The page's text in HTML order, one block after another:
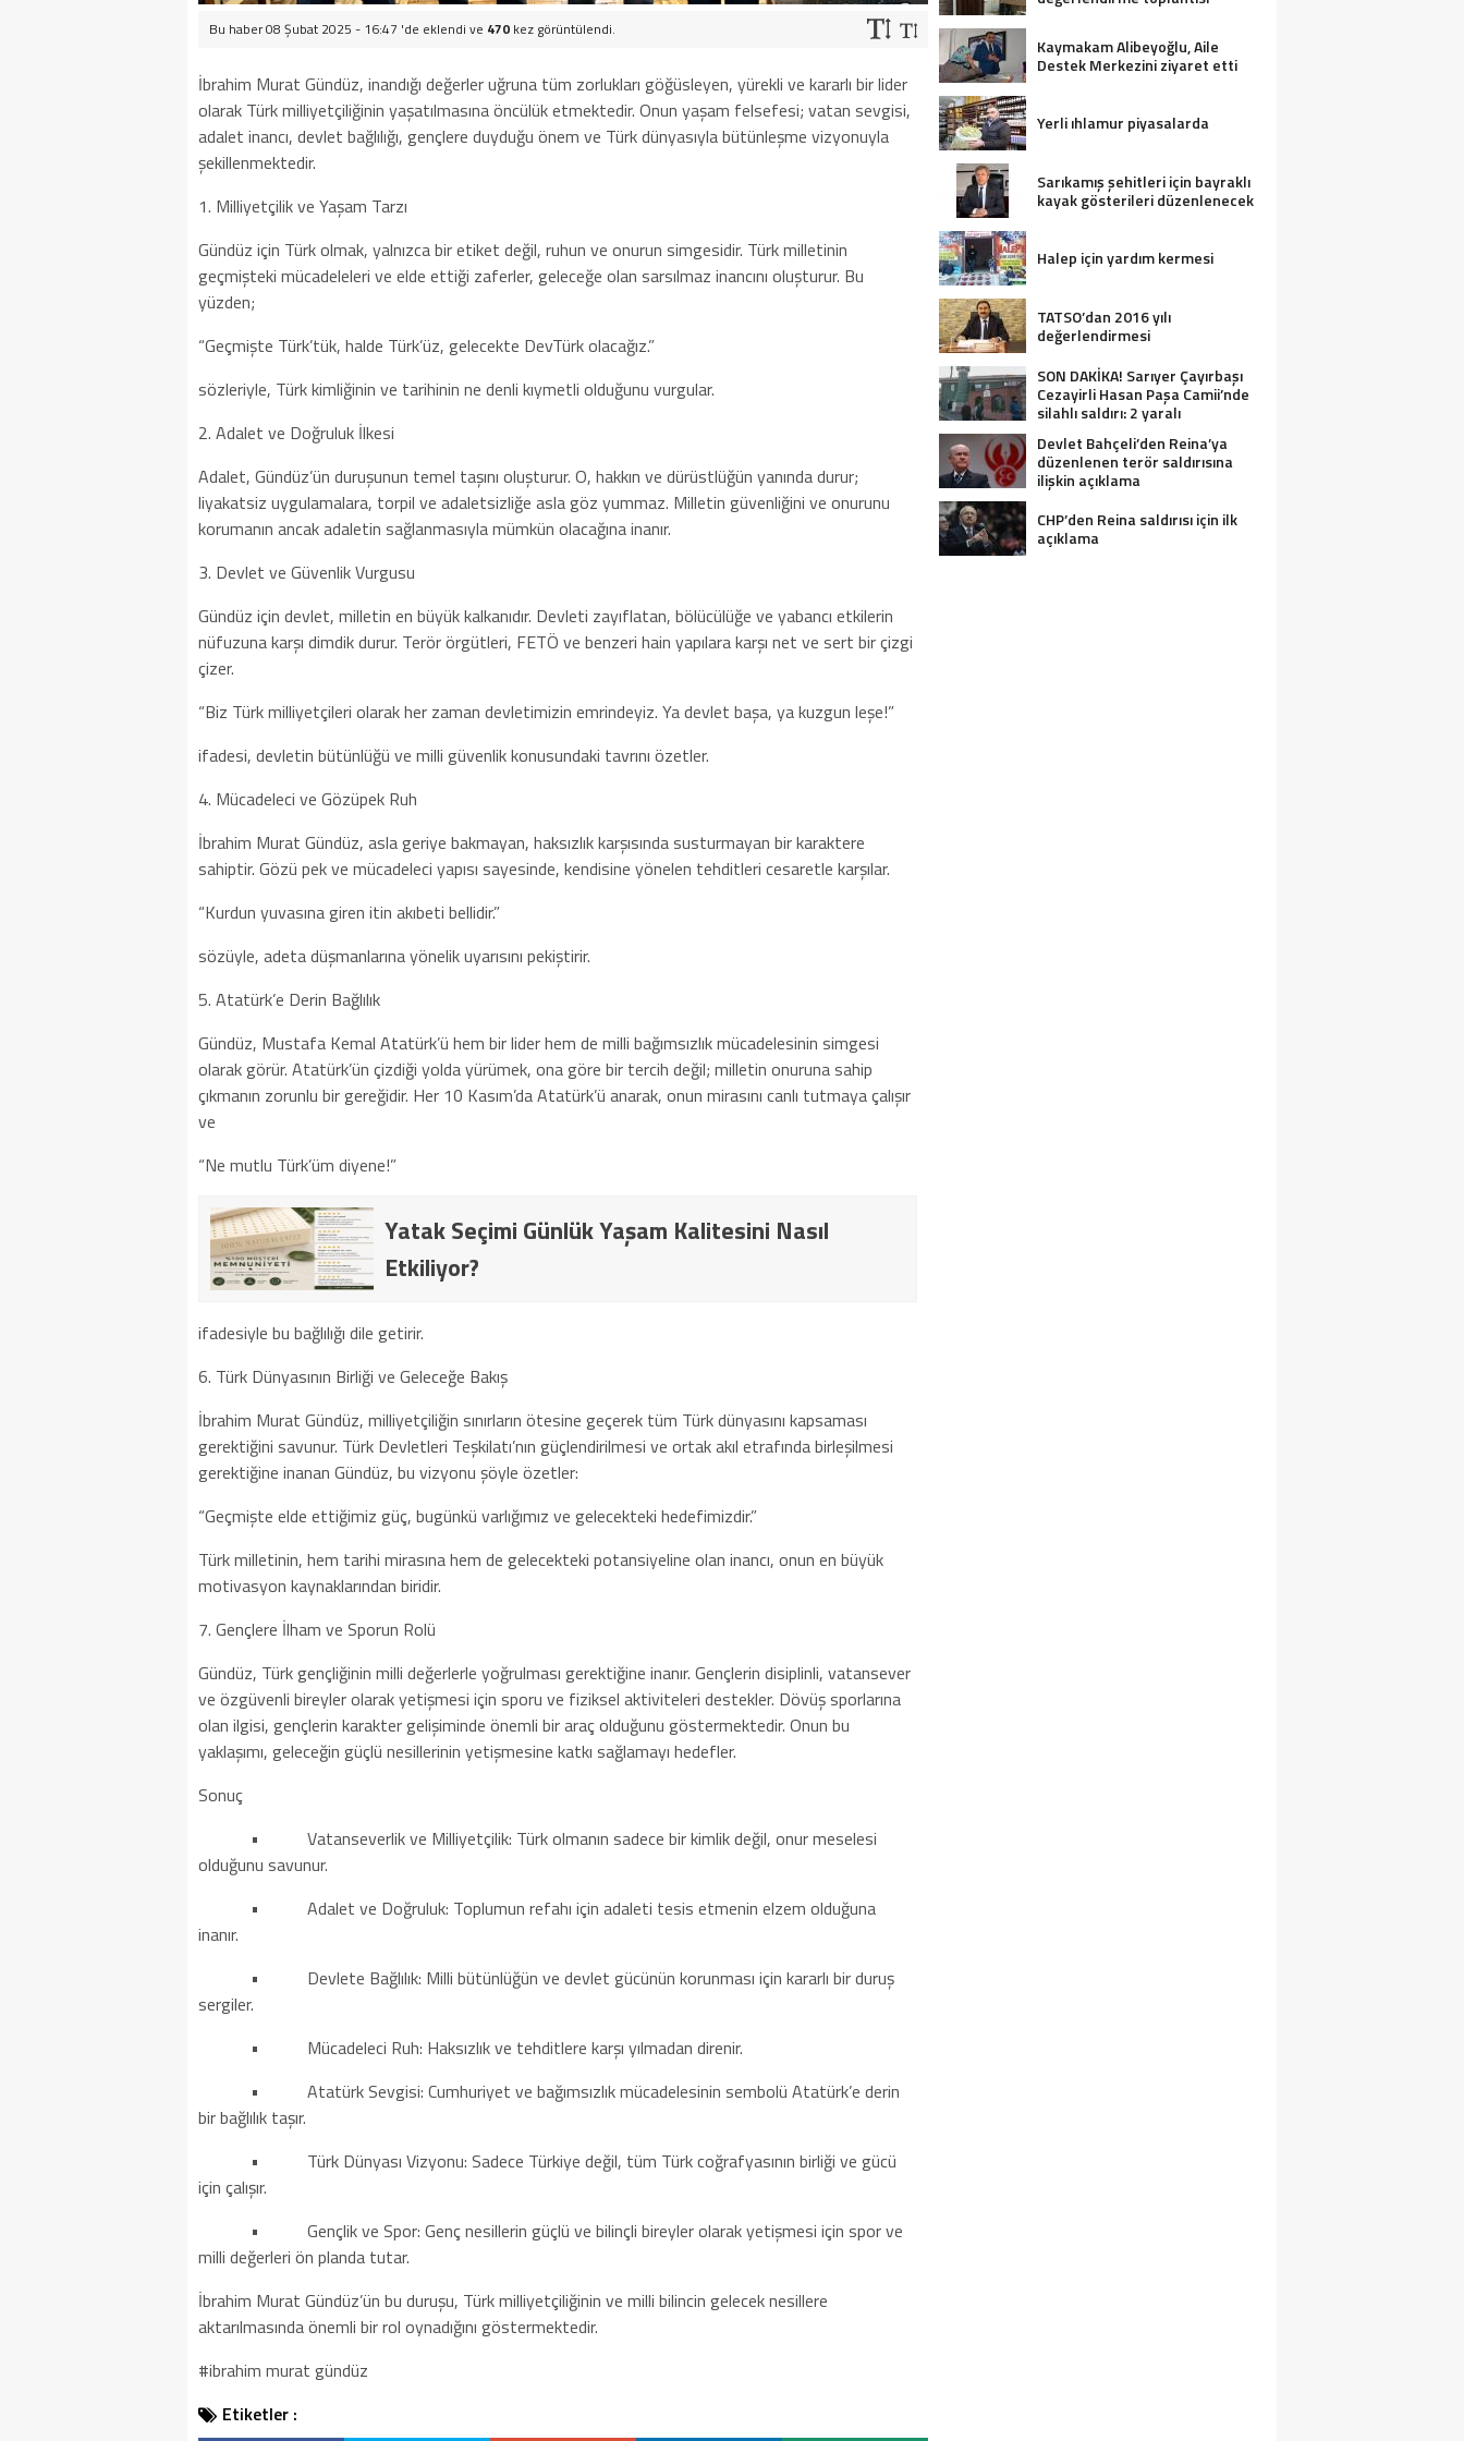
Bu haber 08 Şubat 2025 - 16:47 'de eklendi ve 470 kez görüntülendi.
İbrahim Murat Gündüz, inandığı değerler uğruna tüm zorlukları göğüsleyen, yürekli ve kararlı bir lider
olarak Türk milliyetçiliğinin yaşatılmasına öncülük etmektedir. Onun yaşam felsefesi; vatan sevgisi,
adalet inancı, devlet bağlılığı, gençlere duyduğu önem ve Türk dünyasıyla bütünleşme vizyonuyla
şekillenmektedir.
1. Milliyetçilik ve Yaşam Tarzı
Gündüz için Türk olmak, yalnızca bir etiket değil, ruhun ve onurun simgesidir. Türk milletinin
geçmişteki mücadeleleri ve elde ettiği zaferler, geleceğe olan sarsılmaz inancını oluşturur. Bu
yüzden;
“Geçmişte Türk’tük, halde Türk’üz, gelecekte DevTürk olacağız.”
sözleriyle, Türk kimliğinin ve tarihinin ne denli kıymetli olduğunu vurgular.
2. Adalet ve Doğruluk İlkesi
Adalet, Gündüz’ün duruşunun temel taşını oluşturur. O, hakkın ve dürüstlüğün yanında durur;
liyakatsiz uygulamalara, torpil ve adaletsizliğe asla göz yummaz. Milletin güvenliğini ve onurunu
korumanın ancak adaletin sağlanmasıyla mümkün olacağına inanır.
3. Devlet ve Güvenlik Vurgusu
Gündüz için devlet, milletin en büyük kalkanıdır. Devleti zayıflatan, bölücülüğe ve yabancı etkilerin
nüfuzuna karşı dimdik durur. Terör örgütleri, FETÖ ve benzeri hain yapılara karşı net ve sert bir çizgi
çizer.
“Biz Türk milliyetçileri olarak her zaman devletimizin emrindeyiz. Ya devlet başa, ya kuzgun leşe!”
ifadesi, devletin bütünlüğü ve milli güvenlik konusundaki tavrını özetler.
4. Mücadeleci ve Gözüpek Ruh
İbrahim Murat Gündüz, asla geriye bakmayan, haksızlık karşısında susturmayan bir karaktere
sahiptir. Gözü pek ve mücadeleci yapısı sayesinde, kendisine yönelen tehditleri cesaretle karşılar.
“Kurdun yuvasına giren itin akıbeti bellidir.”
sözüyle, adeta düşmanlarına yönelik uyarısını pekiştirir.
5. Atatürk’e Derin Bağlılık
Gündüz, Mustafa Kemal Atatürk’ü hem bir lider hem de milli bağımsızlık mücadelesinin simgesi
olarak görür. Atatürk’ün çizdiği yolda yürümek, ona göre bir tercih değil; milletin onuruna sahip
çıkmanın zorunlu bir gereğidir. Her 10 Kasım’da Atatürk’ü anarak, onun mirasını canlı tutmaya çalışır
ve
“Ne mutlu Türk’üm diyene!”
Yatak Seçimi Günlük Yaşam Kalitesini Nasıl
Etkiliyor?
ifadesiyle bu bağlılığı dile getirir.
6. Türk Dünyasının Birliği ve Geleceğe Bakış
İbrahim Murat Gündüz, milliyetçiliğin sınırların ötesine geçerek tüm Türk dünyasını kapsaması
gerektiğini savunur. Türk Devletleri Teşkilatı’nın güçlendirilmesi ve ortak akıl etrafında birleşilmesi
gerektiğine inanan Gündüz, bu vizyonu şöyle özetler:
“Geçmişte elde ettiğimiz güç, bugünkü varlığımız ve gelecekteki hedefimizdir.”
Türk milletinin, hem tarihi mirasına hem de gelecekteki potansiyeline olan inancı, onun en büyük
motivasyon kaynaklarından biridir.
7. Gençlere İlham ve Sporun Rolü
Gündüz, Türk gençliğinin milli değerlerle yoğrulması gerektiğine inanır. Gençlerin disiplinli, vatansever
ve özgüvenli bireyler olarak yetişmesi için sporu ve fiziksel aktiviteleri destekler. Dövüş sporlarına
olan ilgisi, gençlerin karakter gelişiminde önemli bir araç olduğunu göstermektedir. Onun bu
yaklaşımı, geleceğin güçlü nesillerinin yetişmesine katkı sağlamayı hedefler.
Sonuç
• Vatanseverlik ve Milliyetçilik: Türk olmanın sadece bir kimlik değil, onur meselesi
olduğunu savunur.
• Adalet ve Doğruluk: Toplumun refahı için adaleti tesis etmenin elzem olduğuna
inanır.
• Devlete Bağlılık: Milli bütünlüğün ve devlet gücünün korunması için kararlı bir duruş
sergiler.
• Mücadeleci Ruh: Haksızlık ve tehditlere karşı yılmadan direnir.
• Atatürk Sevgisi: Cumhuriyet ve bağımsızlık mücadelesinin sembolü Atatürk’e derin
bir bağlılık taşır.
• Türk Dünyası Vizyonu: Sadece Türkiye değil, tüm Türk coğrafyasının birliği ve gücü
için çalışır.
• Gençlik ve Spor: Genç nesillerin güçlü ve bilinçli bireyler olarak yetişmesi için spor ve
milli değerleri ön planda tutar.
İbrahim Murat Gündüz’ün bu duruşu, Türk milliyetçiliğinin ve milli bilincin gelecek nesillere
aktarılmasında önemli bir rol oynadığını göstermektedir.
#ibrahim murat gündüz
Etiketler :
Kaymakam Alibeyoğlu, Aile
Destek Merkezini ziyaret etti
Yerli ıhlamur piyasalarda
Sarıkamış şehitleri için bayraklı
kayak gösterileri düzenlenecek
Halep için yardım kermesi
TATSO’dan 2016 yılı
değerlendirmesi
SON DAKİKA! Sarıyer Çayırbaşı
Cezayirli Hasan Paşa Camii’nde
silahlı saldırı: 2 yaralı
Devlet Bahçeli’den Reina’ya
düzenlenen terör saldırısına
ilişkin açıklama
CHP’den Reina saldırısı için ilk
açıklama